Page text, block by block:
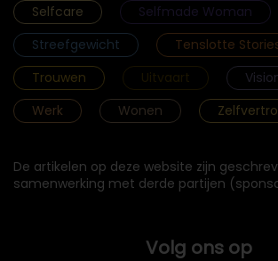
Selfcare
Selfmade Woman
Streefgewicht
Tenslotte
Trouwen
Uitvaart
Werk
Wonen
De artikelen op deze website zijn
samenwerking met derde partijen
Volg ons op